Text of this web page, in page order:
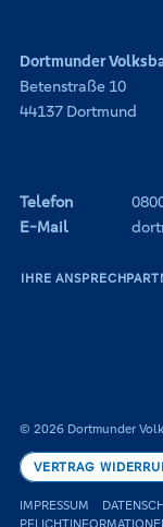
Dortmunder
Betenstraße 10
44137 Dortmund
Telefon
E-Mail
IHRE
© 2026 Dortmunder
VERTRAG
IMPRESSUM